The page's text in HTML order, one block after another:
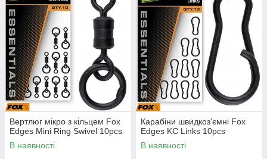
Вертлюг мікро з кільцем Fox
Edges Mini Ring Swivel 10pcs
В наявності
Карабіни швидкоз'ємні Fox
Edges KC Links 10pcs
В наявності